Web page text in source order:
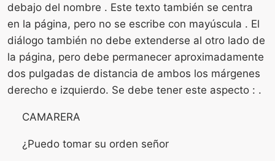
debajo del nombre . Este texto también se centra
en la página, pero no se escribe con mayúscula . El
diálogo también no debe extenderse al otro lado de
la página, pero debe permanecer aproximadamente
dos pulgadas de distancia de ambos los márgenes
derecho e izquierdo. Se debe tener este aspecto : .
CAMARERA
¿Puedo tomar su orden señor